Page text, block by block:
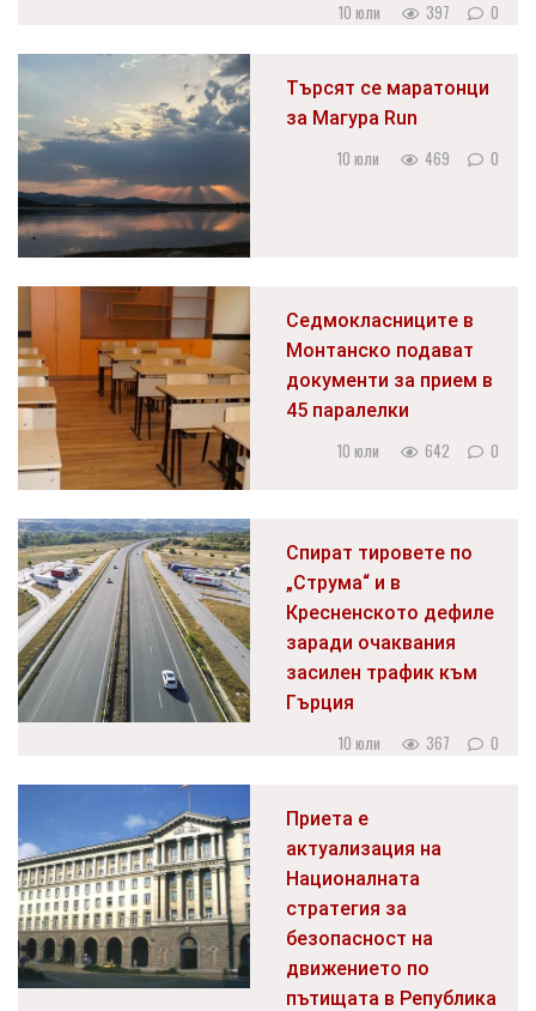
10 юли 397 0
Търсят се маратонци
за Магура Run
10 юли 469 0
Седмокласниците в
Монтанско подават
документи за прием в
45 паралелки
10 юли 642 0
Спират тировете по
„Струма“ и в
Кресненското дефиле
заради очаквания
засилен трафик към
Гърция
10 юли 367 0
Приета е
актуализация на
Националната
стратегия за
безопасност на
движението по
пътищата в Република